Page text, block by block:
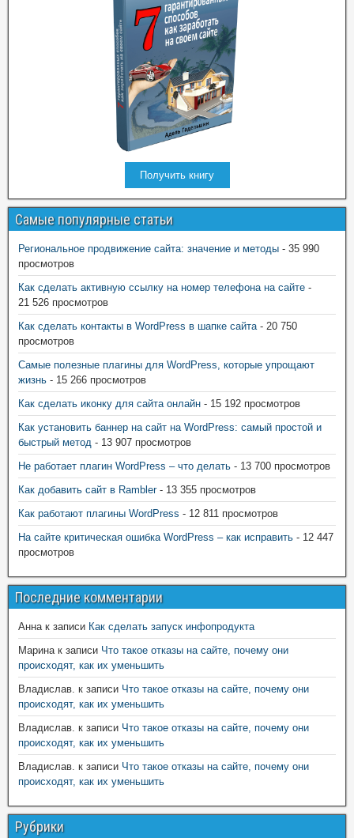
Получить книгу
Самые популярные статьи
Региональное продвижение сайта: значение и методы - 35 990
просмотров
Как сделать активную ссылку на номер телефона на сайте -
21 526 просмотров
Как сделать контакты в WordPress в шапке сайта- 20 750
просмотров
Самые полезные плагины для WordPress, которые упрощают
жизнь - 15 266 просмотров
Как сделать иконку для сайта онлайн - 15 192 просмотров
Как установить баннер на сайт на WordPress: самый простой и
быстрый метод - 13 907 просмотров
Не работает плагин WordPress – что делать - 13 700 просмотров
Как добавить сайт в Rambler- 13 355 просмотров
Как работают плагины WordPress - 12 811 просмотров
На сайте критическая ошибка WordPress – как исправить - 12 447
просмотров
Последние комментарии
Аннак записи Как сделать запуск инфопродукта
Маринак записи Что такое отказы на сайте, почему они
происходят, как их уменьшить
Владислав. к записи Что такое отказы на сайте, почему они
происходят, как их уменьшить
Владислав. к записи Что такое отказы на сайте, почему они
происходят, как их уменьшить
Владислав. к записи Что такое отказы на сайте, почему они
происходят, как их уменьшить
Рубрики